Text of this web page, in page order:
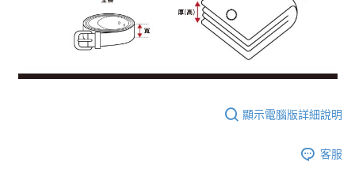
顯示電腦版詳細說明
客服